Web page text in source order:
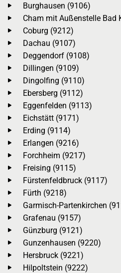
Burghausen (9106)
Cham mit Außenstelle Bad
Coburg (9212)
Dachau (9107)
Deggendorf (9108)
Dillingen (9109)
Dingolfing (9110)
Ebersberg (9112)
Eggenfelden (9113)
Eichstätt (9171)
Erding (9114)
Erlangen (9216)
Forchheim (9217)
Freising (9115)
Fürstenfeldbruck (9117)
Fürth (9218)
Garmisch-Partenkirchen
Grafenau (9157)
Günzburg (9121)
Gunzenhausen (9220)
Hersbruck (9221)
Hilpoltstein (9222)